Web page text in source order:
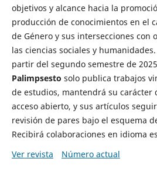
objetivos y alcance hacia la
producción de conocimientos en el
de Género y sus intersecciones con
las ciencias sociales y
partir del segundo semestre de
Palimpsesto solo publica trabajos
de estudios, mantendrá su carácter
acceso abierto, y sus artículos
revisión de pares bajo el esquema
Recibirá colaboraciones en idioma
Ver revista
Número actual